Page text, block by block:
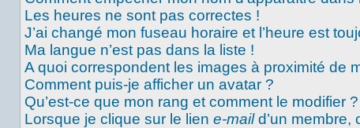
Les heures ne sont pas correctes !
J’ai changé mon fuseau horaire et l’heure est
Ma langue n’est pas dans la liste !
A quoi correspondent les images à proximité de
Comment puis-je afficher un avatar ?
Qu’est-ce que mon rang et comment le modifier ?
Lorsque je clique sur le lien e-maild’un membre,